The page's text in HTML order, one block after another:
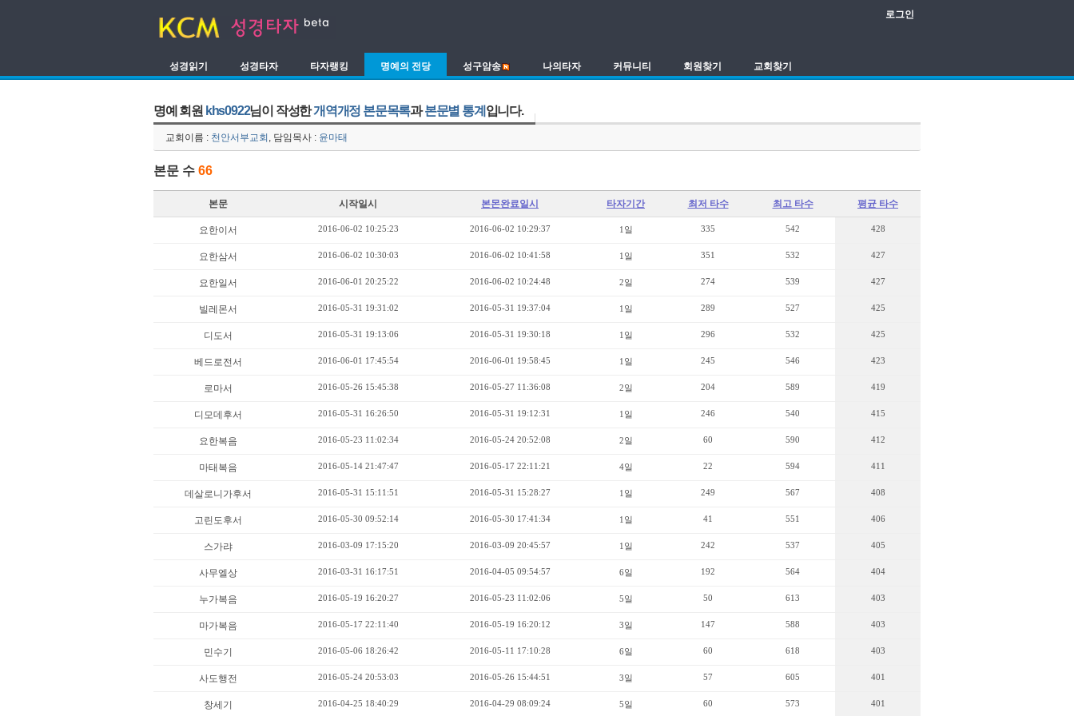
로그인
성경읽기 성경타자 타자랭킹 명예의 전당 성구암송 나의타자 커뮤니티 회원찾기 교회찾기
명예 회원 khs0922님이 작성한개역개정 본문목록과본문별 통계 입니다.
교회이름 : 천안서부교회 , 담임목사 : 윤마태
본문 수 66
본문 시작일시 본몬완료일시 타자기간 최저 타수 최고 타수 평균 타수
요한이서 2016-06-02 10:25:23 2016-06-02 10:29:37 1일 335 542 428
요한삼서 2016-06-02 10:30:03 2016-06-02 10:41:58 1일 351 532 427
요한일서 2016-06-01 20:25:22 2016-06-02 10:24:48 2일 274 539 427
빌레몬서 2016-05-31 19:31:02 2016-05-31 19:37:04 1일 289 527 425
디도서 2016-05-31 19:13:06 2016-05-31 19:30:18 1일 296 532 425
베드로전서 2016-06-01 17:45:54 2016-06-01 19:58:45 1일 245 546 423
로마서 2016-05-26 15:45:38 2016-05-27 11:36:08 2일 204 589 419
디모데후서 2016-05-31 16:26:50 2016-05-31 19:12:31 1일 246 540 415
요한복음 2016-05-23 11:02:34 2016-05-24 20:52:08 2일 60 590 412
마태복음 2016-05-14 21:47:47 2016-05-17 22:11:21 4일 22 594 411
데살로니가후서 2016-05-31 15:11:51 2016-05-31 15:28:27 1일 249 567 408
고린도후서 2016-05-30 09:52:14 2016-05-30 17:41:34 1일 41 551 406
스가랴 2016-03-09 17:15:20 2016-03-09 20:45:57 1일 242 537 405
사무엘상 2016-03-31 16:17:51 2016-04-05 09:54:57 6일 192 564 404
누가복음 2016-05-19 16:20:27 2016-05-23 11:02:06 5일 50 613 403
마가복음 2016-05-17 22:11:40 2016-05-19 16:20:12 3일 147 588 403
민수기 2016-05-06 18:26:42 2016-05-11 17:10:28 6일 60 618 403
사도행전 2016-05-24 20:53:03 2016-05-26 15:44:51 3일 57 605 401
창세기 2016-04-25 18:40:29 2016-04-29 08:09:24 5일 60 573 401